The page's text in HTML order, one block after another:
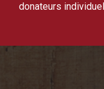
donateurs